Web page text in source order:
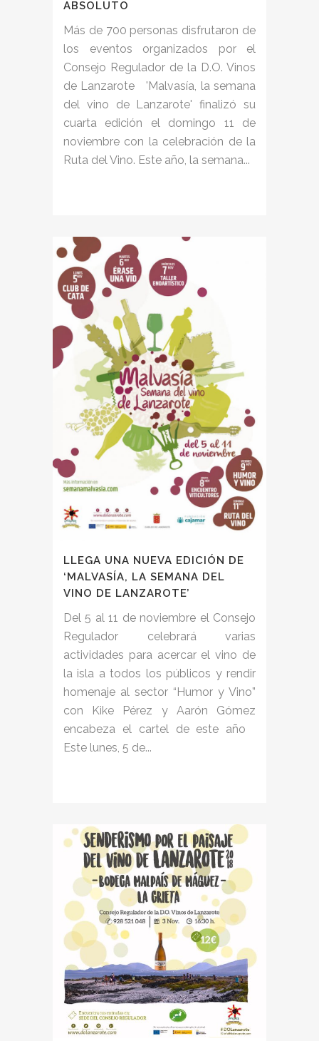
ABSOLUTO
Más de 700 personas disfrutaron de
los eventos organizados por el
Consejo Regulador de la D.O. Vinos
de Lanzarote 'Malvasía, la semana
del vino de Lanzarote' finalizó su
cuarta edición el domingo 11 de
noviembre con la celebración de la
Ruta del Vino. Este año, la semana...
LLEGA UNA NUEVA EDICIÓN DE
‘MALVASÍA, LA SEMANA DEL
VINO DE LANZAROTE’
Del 5 al 11 de noviembre el Consejo
Regulador celebrará varias
actividades para acercar el vino de
la isla a todos los públicos y rendir
homenaje al sector “Humor y Vino”
con Kike Pérez y Aarón Gómez
encabeza el cartel de este año
Este lunes, 5 de...